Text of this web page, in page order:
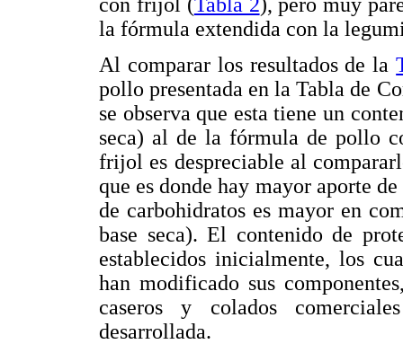
con frijol (Tabla 2), pero muy
la fórmula extendida con la
Al comparar los resultados de la
pollo presentada en la Tabla de
se observa que esta tiene un
seca) al de la fórmula de pollo
frijol es despreciable al
que es donde hay mayor aporte
de carbohidratos es mayor en
base seca). El contenido de
establecidos inicialmente, los
han modificado sus
caseros y colados
desarrollada.